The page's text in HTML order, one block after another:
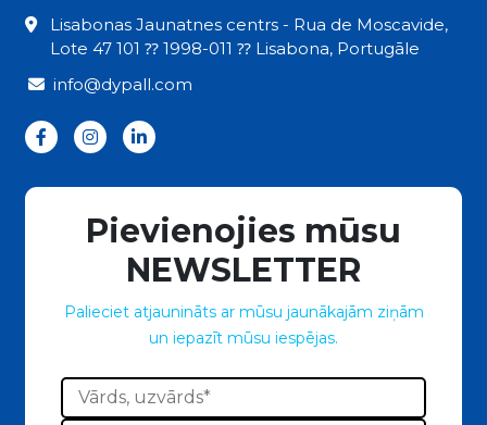
Lisabonas Jaunatnes centrs - Rua de Moscavide,
Lote 47 101 ⁇ 1998-011 ⁇ Lisabona, Portugāle
info@dypall.com
Pievienojies mūsu
NEWSLETTER
Palieciet atjaunināts ar mūsu jaunākajām ziņām
un iepazīt mūsu iespējas.